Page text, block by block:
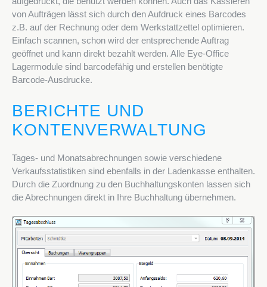
von Aufträgen lässt sich durch den Aufdruck eines Barcodes
z.B. auf der Rechnung oder dem Werkstattzettel optimieren.
Einfach scannen, schon wird der entsprechende Auftrag
geöffnet und kann direkt bezahlt werden. Alle Eye-Office
Lagermodule sind barcodefähig und erstellen benötigte
Barcode-Ausdrucke.
BERICHTE UND
KONTENVERWALTUNG
Tages- und Monatsabrechnungen sowie verschiedene
Verkaufsstatistiken sind ebenfalls in der Ladenkasse enthalten.
Durch die Zuordnung zu den Buchhaltungskonten lassen sich
die Abrechnungen direkt in Ihre Buchhaltung übernehmen.